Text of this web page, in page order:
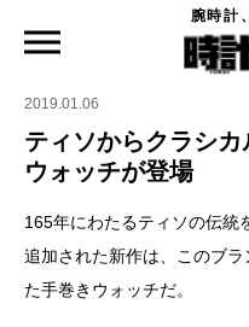
腕時計
ティソからクラシカルなスモセコ手
2019.01.06
ティソからクラシ
ウォッチが登場
165年にわたるティソの伝統
追加された新作は、このブ
た手巻きウォッチだ。